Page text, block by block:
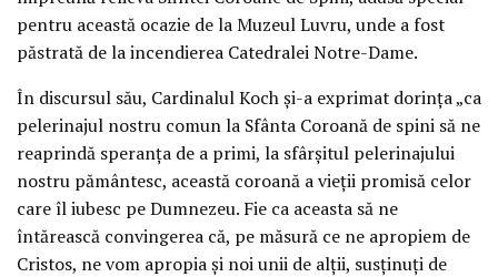
pentru această ocazie de la Muzeul Luvru, unde a fost
păstrată de la incendierea Catedralei Notre-Dame.
În discursul său, Cardinalul Koch și-a exprimat dorința „ca
pelerinajul nostru comun la Sfânta Coroană de spini să ne
reaprindă speranța de a primi, la sfârșitul pelerinajului
nostru pământesc, această coroană a vieții promisă celor
care îl iubesc pe Dumnezeu. Fie ca aceasta să ne
întărească convingerea că, pe măsură ce ne apropiem de
Cristos, ne vom apropia și noi unii de alții, susținuți de